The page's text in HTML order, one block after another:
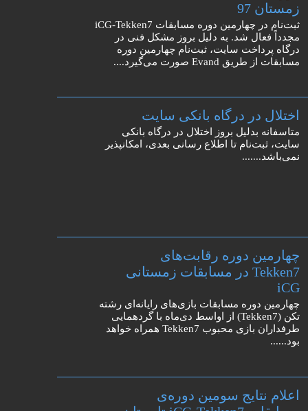
زمستان 97
ثبت‌نام در چهارمین دوره مسابقات iCG-Tekken7
مجدداً فعال شد. به دلیل بروز مشکل فنی در
درگاه پرداخت سایت، ثبت‌نام چهارمین دوره
مسابقات از طریق Evand صورت می‌گیرد....
اختلال در درگاه بانکی سایت
متاسفانه بدلیل بروز اختلال در درگاه بانکی
سایت، ثبت‌نام تا اطلاع رسانی بعدی، امکانپذیر
نمی‌باشد.......
چهارمین دوره رقابت‌های
Tekken7 در مسابقات زمستانی
iCG
چهارمین دوره مسابقات بازی‌های رایانه‌ای رشته
تکن (Tekken7) از اواسط دی‌ماه با گردهمایی
طرفداران بازی محبوب Tekken7 همراه خواهد
بود......
اعلام نتایج سومین دوره‌ی